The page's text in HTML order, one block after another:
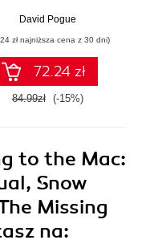
been in the box
David Pogue
zł najniższa cena z 30 dni)
72.24 zł
84.99zł (-15%)
to the Mac:
Snow
Missing
na: